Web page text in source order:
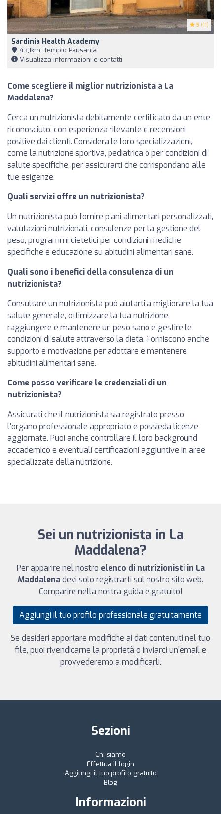
5 (11)
Sardinia Health Academy
43,1km, Tempio Pausania
Visualizza informazioni e contatti
Come scegliere il miglior nutrizionista a La
Maddalena?
Cerca un nutrizionista debitamente certificato da un ente
riconosciuto, con esperienza rilevante e recensioni
positive dai clienti. Considera le loro specializzazioni,
come la nutrizione sportiva, pediatrica o per condizioni di
salute specifiche, per assicurarti che corrispondano alle
tue esigenze.
Quali servizi offre un nutrizionista?
Un nutrizionista può fornire piani alimentari personalizzati,
valutazioni nutrizionali, consulenze per la gestione del
peso, programmi dietetici per condizioni mediche
specifiche e educazione su abitudini alimentari sane.
Quali sono i benefici della consulenza di un
nutrizionista?
Consultare un nutrizionista può aiutarti a migliorare la tua
salute generale, ottimizzare la tua nutrizione,
raggiungere e mantenere un peso sano e gestire le
condizioni di salute attraverso la dieta. Forniscono anche
supporto e motivazione per adottare e mantenere
abitudini alimentari sane.
Come posso verificare le credenziali di un
nutrizionista?
Assicurati che il nutrizionista sia registrato presso
l'organo professionale appropriato e possieda licenze
aggiornate. Puoi anche controllare il loro background
accademico e eventuali certificazioni aggiuntive in aree
specializzate della nutrizione.
Sei un nutrizionista in La
Maddalena?
Per apparire nel nostro elenco di nutrizionisti in La
Maddalenadevi solo registrarti sul nostro sito web.
Comparire nella nostra guida è gratuito!
Aggiungi il tuo profilo professionale gratuitamente
Se desideri apportare modifiche ai dati contenuti nel tuo
file, puoi rivendicarne la proprietà o inviarci un'email e
provvederemo a modificarli.
Sezioni
Chi siamo
Effettua il login
Aggiungi il tuo profilo gratuito
Blog
Informazioni